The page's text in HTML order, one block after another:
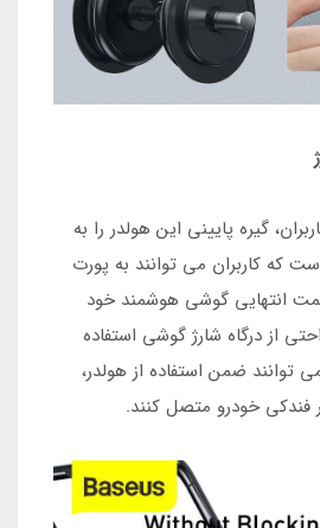
گیره پایینی این هولدر را به
که کاربران می توانند به پورت
انتهایی گوشی هوشمند خود
از درگاه شارژ گوشی استفاده
می توانند ضمن استفاده از هولدر،
فندکی خودرو متصل کنند.